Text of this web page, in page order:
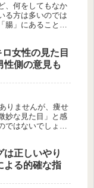
、何をしてもなか
る方は多いのでは
」にあることが
女性の見た目
性側の意見も
りませんが、痩せ
妙な見た目」と感
はないでしょう
は正しいやり
よる的確な指